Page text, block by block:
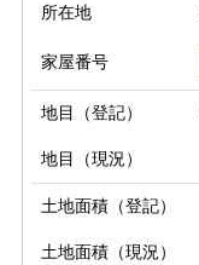
所在地
家屋番号
地目（登記）
地目（現況）
土地面積（登記）
土地面積（現況）